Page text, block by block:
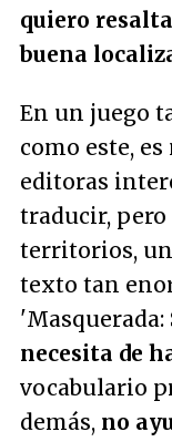
quiero
buena
En un juego
como este,
editoras
traducir, pero
territorios, un
texto tan
'Masquerada:
necesita de
vocabulario
demás, no